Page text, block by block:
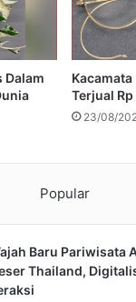
Dalam
Terjual
23/08/
Popular
Baru Pariwisata
Thailand,